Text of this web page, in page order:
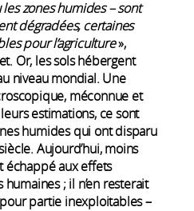
zones humides – sont
dégradées, certaines
pour l’agriculture»,
Or, les sols hébergent
niveau mondial. Une
méconnue et
estimations, ce sont
humides qui ont disparu
Aujourd’hui, moins
échappé aux effets
; il n’en resterait
partie inexploitables –